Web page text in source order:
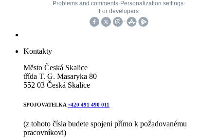
Kontakty
Město Česká Skalice
třída T. G. Masaryka 80
552 03 Česká Skalice
SPOJOVATELKA +420 491 490 011
(z tohoto čísla budete spojeni přímo k požadovanému
pracovníkovi)